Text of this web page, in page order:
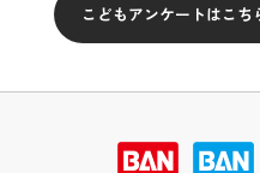
こどもアンケートはこち